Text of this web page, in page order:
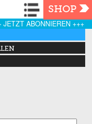
Navigation
SHOP
JETZT ABONNIEREN +++